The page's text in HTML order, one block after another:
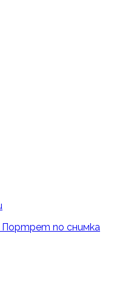
Портрет по снимка